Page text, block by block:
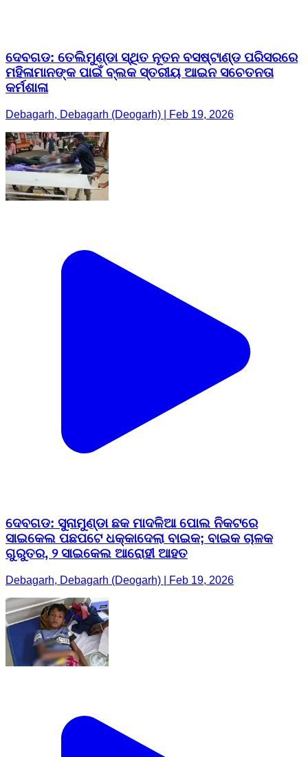
ଦେବଗଡ: ତେଲିମୁଣ୍ଡା ସ୍ଥିତ ନୂତନ ବସଷ୍ଟାଣ୍ଡ ପରିସରରେ
ମହିଳାମାନଙ୍କ ପାଇଁ ବ୍ଲକ ସ୍ତରୀୟ ଆଇନ ସଚେତନତା
କର୍ମଶାଳା
Debagarh, Debagarh (Deogarh) | Feb 19, 2026
ଦେବଗଡ: ସୁନାମୁଣ୍ଡା ଛକ ମାଦଳିଆ ପୋଲ ନିକଟରେ
ସାଇକେଲ ପଛପଟେ ଧକ୍କାଦେଲା ବାଇକ; ବାଇକ ଚାଳକ
ଗୁରୁତର, ୨ ସାଇକେଲ ଆରୋହୀ ଆହତ
Debagarh, Debagarh (Deogarh) | Feb 19, 2026